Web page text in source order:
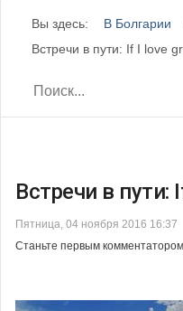
Вы здесь: В Болгарии
Встречи в пути: If I love
Встречи в пути:
Пятница, 04 ноября 2016 16:37
Станьте первым